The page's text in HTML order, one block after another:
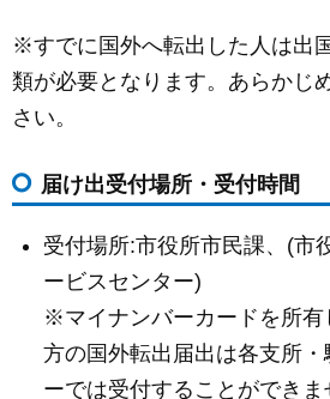
※すでに国外へ転出した人は出
類が必要となります。あらかじ
さい。
届け出受付場所・受付時間
受付場所:市役所市民課、(市
ービスセンター)
※マイナンバーカードを所有
方の国外転出届出は各支所
ーでは受付することができま